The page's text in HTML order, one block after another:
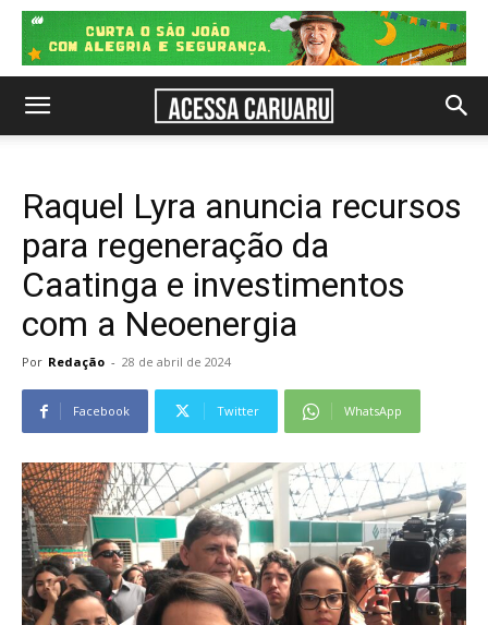
Raquel Lyra anuncia recursos
para regeneração da
Caatinga e investimentos
com a Neoenergia
Por Redação - 28 de abril de 2024
Facebook Twitter WhatsApp